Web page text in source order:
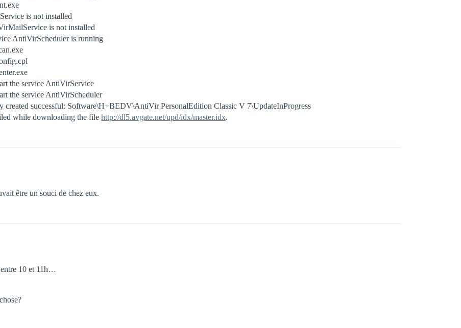
is not installed
is not installed
AntiVirScheduler is running
the service AntiVirService
the service AntiVirScheduler
successful: Software\H+BEDV\AntiVir PersonalEdition Classic V 7\UpdateInProgress
while downloading the file http://dl5.avgate.net/upd/idx/master.idx.
être un souci de chez eux.
entre 10 et 11h…